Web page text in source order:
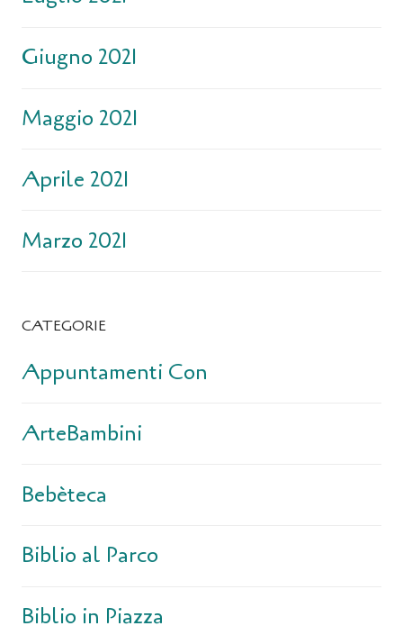
Giugno 2021
Maggio 2021
Aprile 2021
Marzo 2021
CATEGORIE
Appuntamenti Con
ArteBambini
Bebèteca
Biblio al Parco
Biblio in Piazza